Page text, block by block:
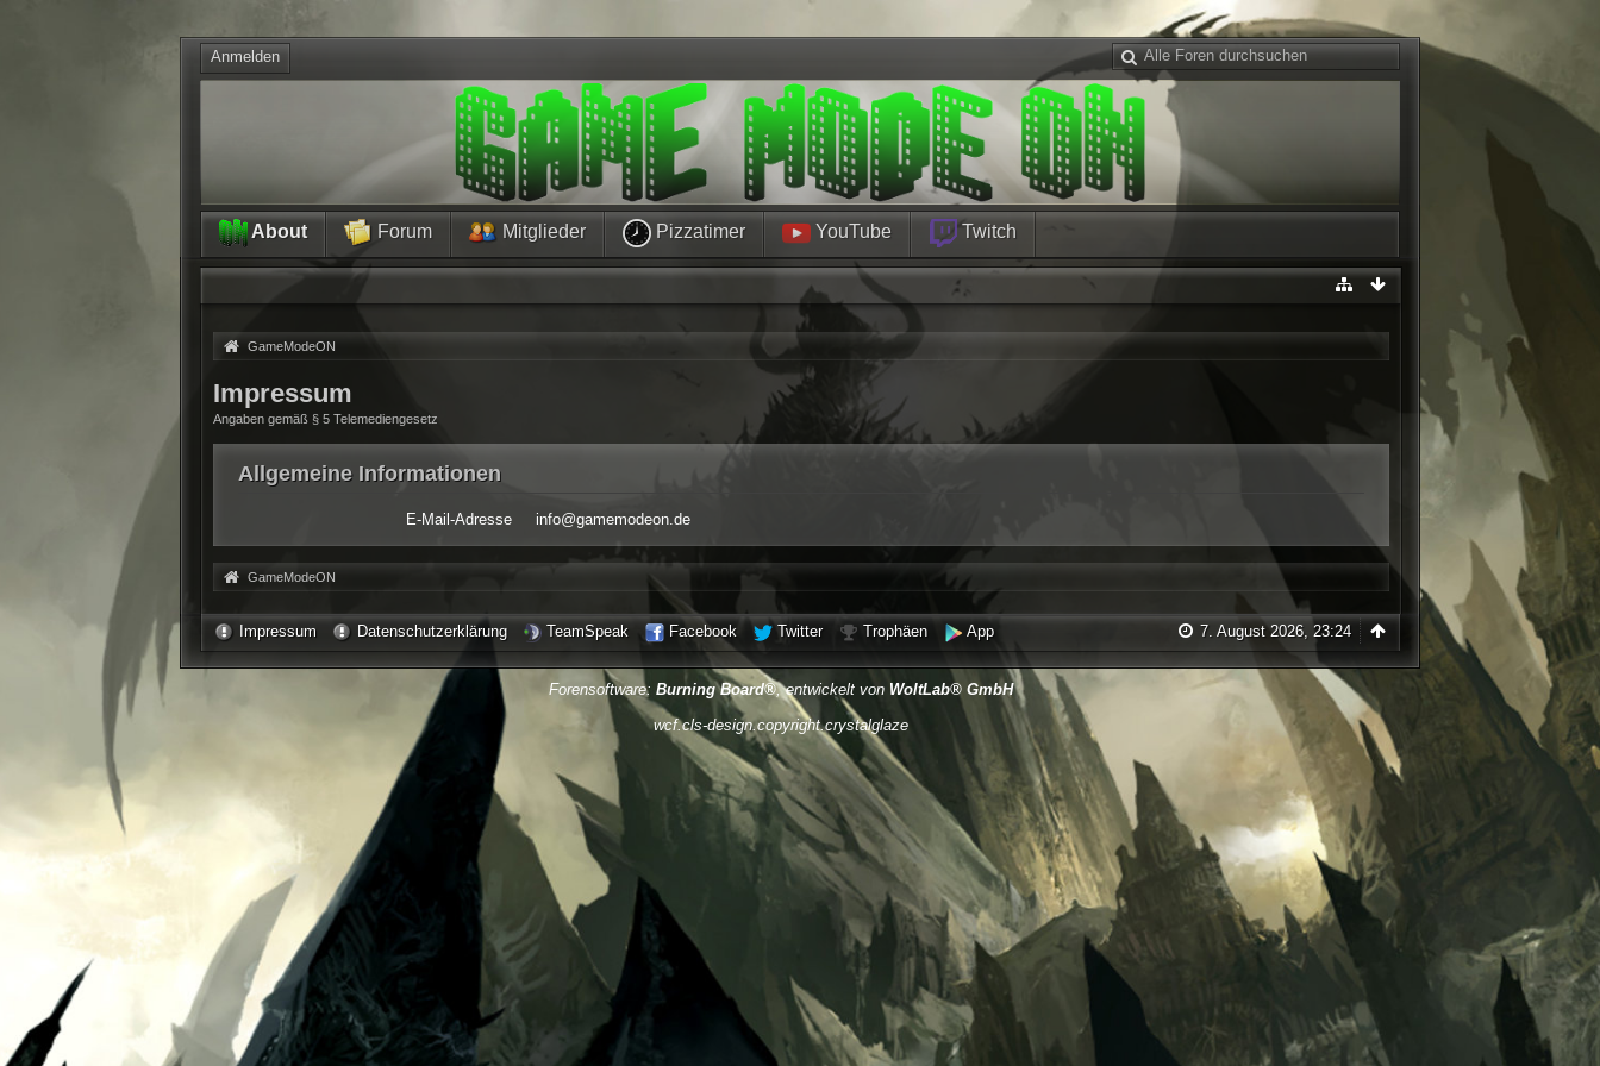
Anmelden
About Forum Mitglieder Pizzatimer YouTube Twitch
GameModeON
Impressum
Angaben gemäß § 5 Telemediengesetz
Allgemeine Informationen
E-Mail-Adresse info@gamemodeon.de
GameModeON
Impressum Datenschutzerklärung TeamSpeak Facebook Twitter Trophäen App 7. August 2026, 23:24
Forensoftware: Burning Board®, entwickelt von WoltLab® GmbH
wcf.cls-design.copyright.crystalglaze